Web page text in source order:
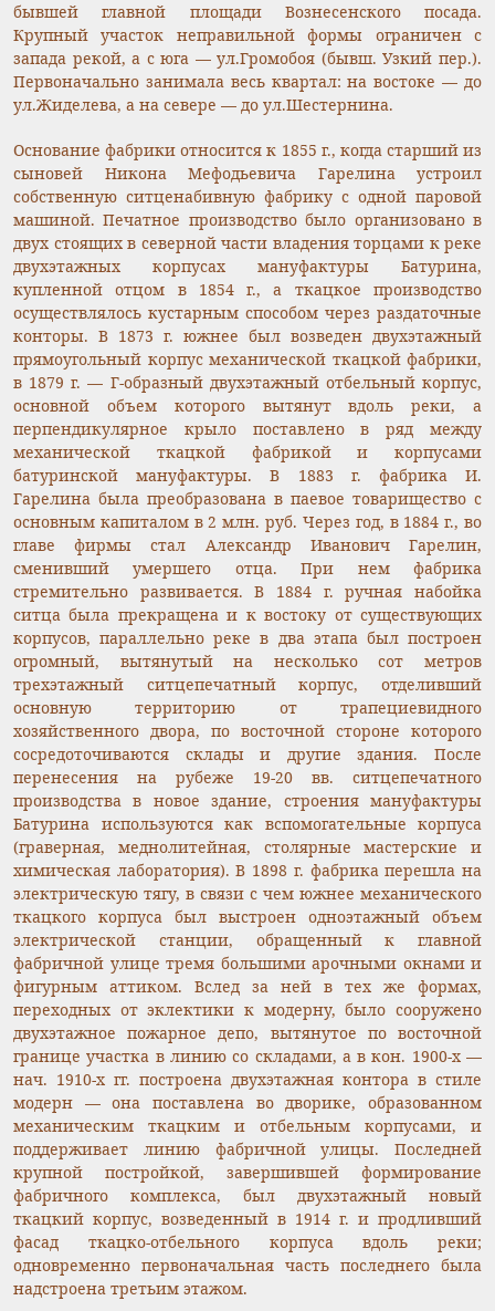
бывшей главной площади Вознесенского посада.
Крупный участок неправильной формы ограничен с
запада рекой, а с юга — ул.Громобоя (бывш. Узкий пер.).
Первоначально занимала весь квартал: на востоке — до
ул.Жиделева, а на севере — до ул.Шестернина.
Основание фабрики относится к 1855 г., когда старший из
сыновей Никона Мефодьевича Гарелина устроил
собственную ситценабивную фабрику с одной паровой
машиной. Печатное производство было организовано в
двух стоящих в северной части владения торцами к реке
двухэтажных корпусах мануфактуры Батурина,
купленной отцом в 1854 г., а ткацкое производство
осуществлялось кустарным способом через раздаточные
конторы. В 1873 г. южнее был возведен двухэтажный
прямоугольный корпус механической ткацкой фабрики,
в 1879 г. — Г-образный двухэтажный отбельный корпус,
основной объем которого вытянут вдоль реки, а
перпендикулярное крыло поставлено в ряд между
механической ткацкой фабрикой и корпусами
батуринской мануфактуры. В 1883 г. фабрика И.
Гарелина была преобразована в паевое товарищество с
основным капиталом в 2 млн. руб. Через год, в 1884 г., во
главе фирмы стал Александр Иванович Гарелин,
сменивший умершего отца. При нем фабрика
стремительно развивается. В 1884 г. ручная набойка
ситца была прекращена и к востоку от существующих
корпусов, параллельно реке в два этапа был построен
огромный, вытянутый на несколько сот метров
трехэтажный ситцепечатный корпус, отделивший
основную территорию от трапециевидного
хозяйственного двора, по восточной стороне которого
сосредоточиваются склады и другие здания. После
перенесения на рубеже 19-20 вв. ситцепечатного
производства в новое здание, строения мануфактуры
Батурина используются как вспомогательные корпуса
(граверная, меднолитейная, столярные мастерские и
химическая лаборатория). В 1898 г. фабрика перешла на
электрическую тягу, в связи с чем южнее механического
ткацкого корпуса был выстроен одноэтажный объем
электрической станции, обращенный к главной
фабричной улице тремя большими арочными окнами и
фигурным аттиком. Вслед за ней в тех же формах,
переходных от эклектики к модерну, было сооружено
двухэтажное пожарное депо, вытянутое по восточной
границе участка в линию со складами, а в кон. 1900-х —
нач. 1910-х гг. построена двухэтажная контора в стиле
модерн — она поставлена во дворике, образованном
механическим ткацким и отбельным корпусами, и
поддерживает линию фабричной улицы. Последней
крупной постройкой, завершившей формирование
фабричного комплекса, был двухэтажный новый
ткацкий корпус, возведенный в 1914 г. и продливший
фасад ткацко-отбельного корпуса вдоль реки;
одновременно первоначальная часть последнего была
надстроена третьим этажом.